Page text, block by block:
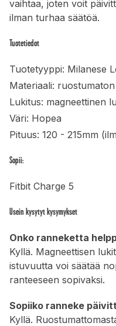
vaihtaa, joten voit
ilman turhaa säätöä.
Tuotetiedot
Tuotetyyppi: Milanese
Materiaali:
Lukitus: magneettinen
Väri: Hopea
Pituus: 120 - 215mm
Sopii:
Fitbit Charge 5
Usein kysytyt kysymykset
Onko ranneketta
Kyllä. Magneettisen
istuvuutta voi säätää
ranteeseen sopivaksi.
Sopiiko ranneke
Kyllä.